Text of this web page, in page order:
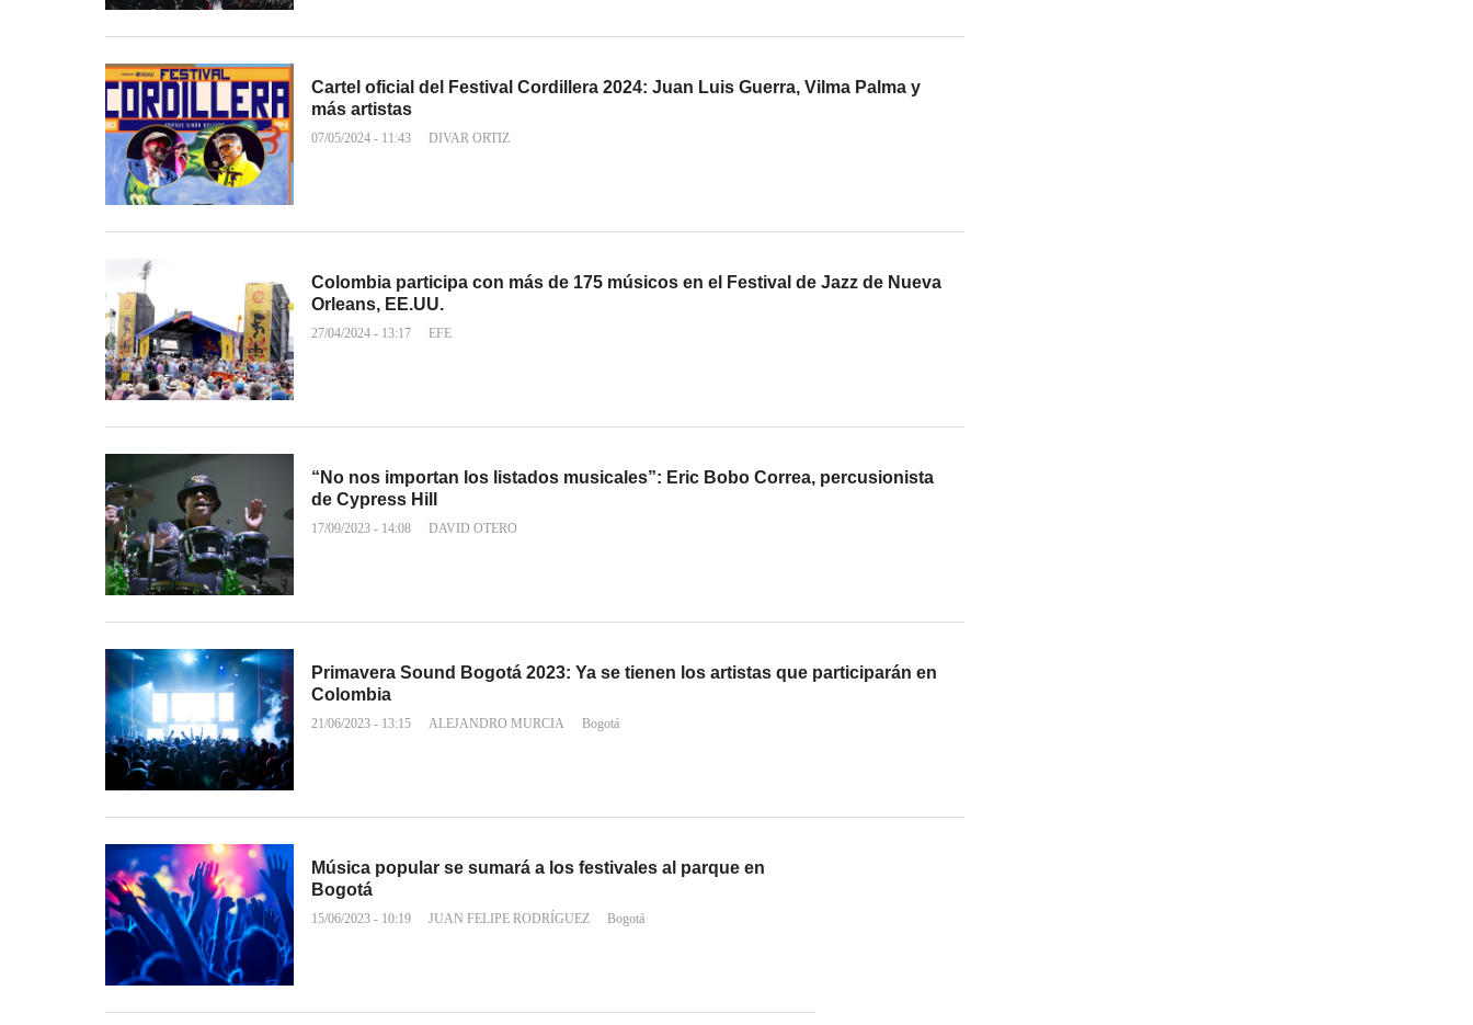
Cartel oficial del Festival Cordillera 2024: Juan Luis Guerra, Vilma Palma y
más artistas
07/05/2024 - 11:43 DIVAR ORTIZ
Colombia participa con más de 175 músicos en el Festival de Jazz de Nueva
Orleans, EE.UU.
27/04/2024 - 13:17 EFE
“No nos importan los listados musicales”: Eric Bobo Correa, percusionista
de Cypress Hill
17/09/2023 - 14:08 DAVID OTERO
Primavera Sound Bogotá 2023: Ya se tienen los artistas que participarán en
Colombia
21/06/2023 - 13:15 ALEJANDRO MURCIA Bogotá
Música popular se sumará a los festivales al parque en
Bogotá
15/06/2023 - 10:19 JUAN FELIPE RODRÍGUEZ Bogotá